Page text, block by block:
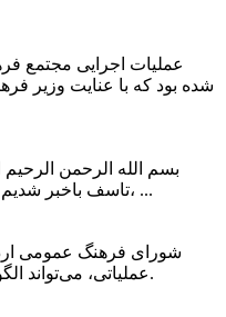
شده بود که با عنایت وزیر
بسم الله الرحمن الرحیم
تاسف باخبر شدیم هنرمند برجسته ایران و فرزند اردبیل، ...
شورای فرهنگ عمومی
عملیاتی، می‌تواند الگویی برای سایر استان‌های کشور باشد.